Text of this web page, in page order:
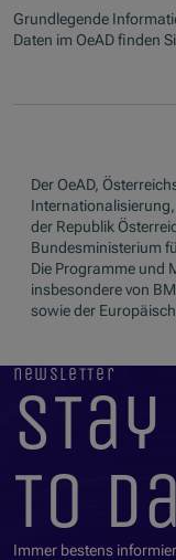
Grundlegende
Daten im OeAD finden
Der OeAD,
der Republik
Bundesministerium
Die Programme und
insbesondere von
sowie der
newsletter
stay
to
Immer bestens